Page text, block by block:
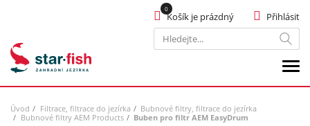
Hledat
Přihlásit
Košík je prázdný
Úvod Filtrace, filtrace do jezírka
Bubnové filtry, filtrace do jezírka
Bubnové filtry AEM Products
Buben pro filtr AEM EasyDrum